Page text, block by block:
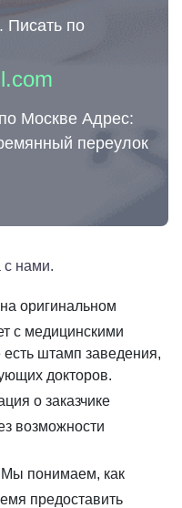
Писать по
Москве Адрес:
переулок
с нами.
оригинальном
с медицинскими
штамп заведения,
докторов.
о заказчике
возможности
понимаем, как
предоставить